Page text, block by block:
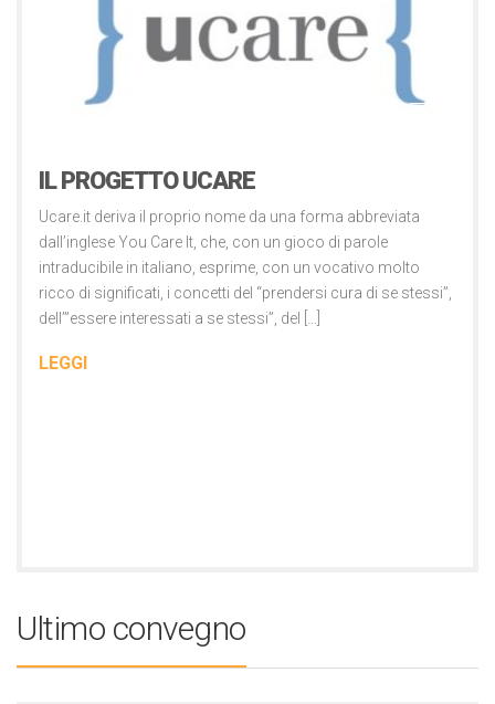
IL PROGETTO UCARE
Ucare.it deriva il proprio nome da una forma abbreviata
dall’inglese You Care It, che, con un gioco di parole
intraducibile in italiano, esprime, con un vocativo molto
ricco di significati, i concetti del “prendersi cura di se stessi”,
dell’”essere interessati a se stessi”, del […]
LEGGI
Ultimo convegno